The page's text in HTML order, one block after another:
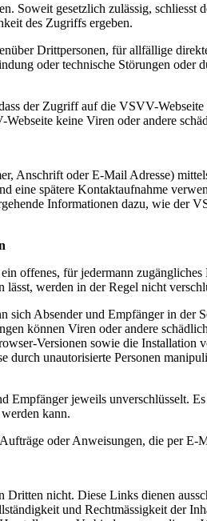
Soweit gesetzlich zulässig,
des Zugriffs ergeben.
Drittpersonen, für allfällige
oder technische Störungen
der Zugriff auf die VSVV-
keine Viren oder andere
Anschrift oder E-Mail Adresse)
eine spätere Kontaktaufnahme
Informationen dazu, wie der
offenes, für jedermann
werden in der Regel nicht
sich Absender und Empfänger in
können Viren oder andere
Versionen sowie die
durch unautorisierte Personen
jeweils unverschlüsselt.
kann.
oder Anweisungen, die per
nicht. Diese Links dienen
und Rechtmässigkeit der